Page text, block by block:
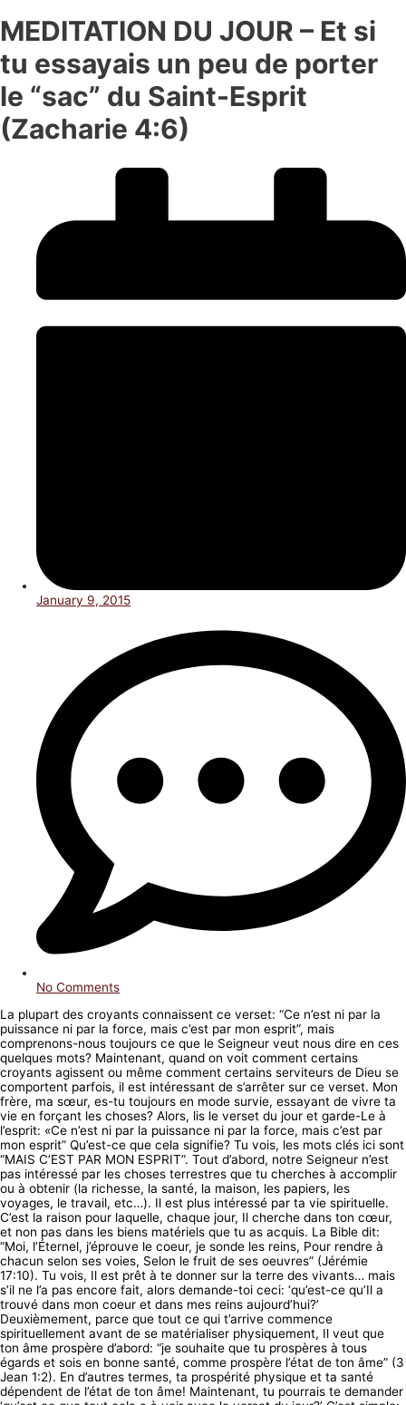
MEDITATION DU JOUR – Et si
tu essayais un peu de porter
le “sac” du Saint-Esprit
(Zacharie 4:6)
January 9, 2015
No Comments
La plupart des croyants connaissent ce verset: “Ce n’est ni par la
puissance ni par la force, mais c’est par mon esprit”, mais
comprenons-nous toujours ce que le Seigneur veut nous dire en ces
quelques mots? Maintenant, quand on voit comment certains
croyants agissent ou même comment certains serviteurs de Dieu se
comportent parfois, il est intéressant de s’arrêter sur ce verset. Mon
frère, ma sœur, es-tu toujours en mode survie, essayant de vivre ta
vie en forçant les choses? Alors, lis le verset du jour et garde-Le à
l’esprit: «Ce n’est ni par la puissance ni par la force, mais c’est par
mon esprit” Qu’est-ce que cela signifie? Tu vois, les mots clés ici sont
“MAIS C’EST PAR MON ESPRIT”. Tout d’abord, notre Seigneur n’est
pas intéressé par les choses terrestres que tu cherches à accomplir
ou à obtenir (la richesse, la santé, la maison, les papiers, les
voyages, le travail, etc…). Il est plus intéressé par ta vie spirituelle.
C’est la raison pour laquelle, chaque jour, Il cherche dans ton cœur,
et non pas dans les biens matériels que tu as acquis. La Bible dit:
“Moi, l’Éternel, j’éprouve le coeur, je sonde les reins, Pour rendre à
chacun selon ses voies, Selon le fruit de ses oeuvres” (Jérémie
17:10). Tu vois, Il est prêt à te donner sur la terre des vivants… mais
s’il ne l’a pas encore fait, alors demande-toi ceci: ‘qu’est-ce qu’Il a
trouvé dans mon coeur et dans mes reins aujourd’hui?’
Deuxièmement, parce que tout ce qui t’arrive commence
spirituellement avant de se matérialiser physiquement, Il veut que
ton âme prospère d’abord: “je souhaite que tu prospères à tous
égards et sois en bonne santé, comme prospère l’état de ton âme” (3
Jean 1:2). En d’autres termes, ta prospérité physique et ta santé
dépendent de l’état de ton âme! Maintenant, tu pourrais te demander